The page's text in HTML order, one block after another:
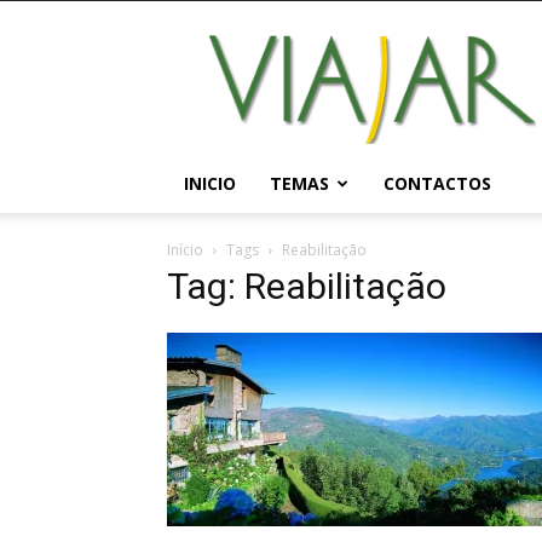
Viajar
Magazine
Online
INICIO TEMAS CONTACTOS
Início Tags Reabilitação
Tag: Reabilitação